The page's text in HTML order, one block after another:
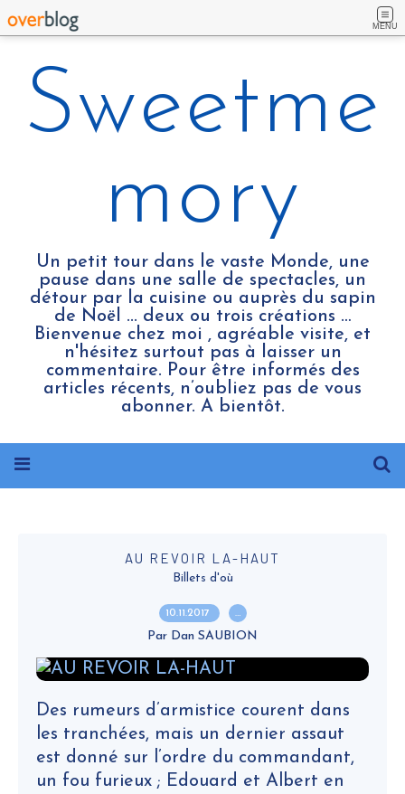
MENU
Sweetme
mory
Un petit tour dans le vaste Monde, une
pause dans une salle de spectacles, un
détour par la cuisine ou auprès du sapin
de Noël ... deux ou trois créations …
Bienvenue chez moi , agréable visite, et
n'hésitez surtout pas à laisser un
commentaire. Pour être informés des
articles récents, n’oubliez pas de vous
abonner. A bientôt.
AU REVOIR LA-HAUT
Billets d'où
10.11.2017 …
Par Dan SAUBION
Des rumeurs d’armistice courent dans
les tranchées, mais un dernier assaut
est donné sur l’ordre du commandant,
un fou furieux ; Edouard et Albert en